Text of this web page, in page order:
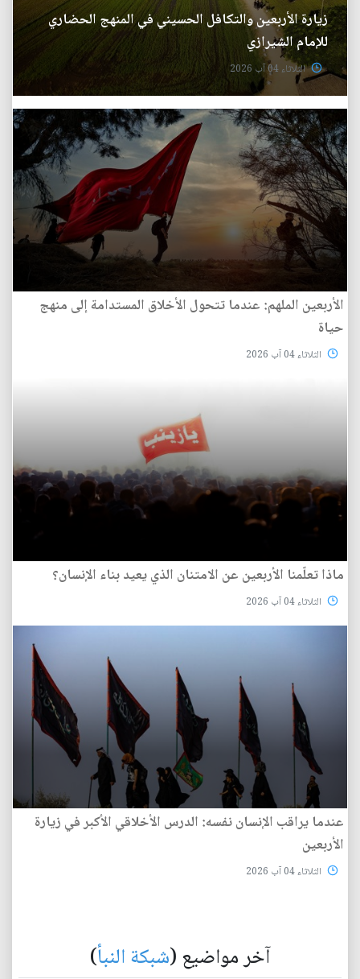
زيارة الأربعين والتكافل الحسيني في المنهج الحضاري
للإمام الشيرازي
الثلاثاء 04 آب 2026
الأربعين الملهم: عندما تتحول الأخلاق المستدامة إلى منهج
حياة
الثلاثاء 04 آب 2026
ماذا تعلّمنا الأربعين عن الامتنان الذي يعيد بناء الإنسان؟
الثلاثاء 04 آب 2026
عندما يراقب الإنسان نفسه: الدرس الأخلاقي الأكبر في زيارة
الأربعين
الثلاثاء 04 آب 2026
آخر مواضيع (شبكة النبأ)